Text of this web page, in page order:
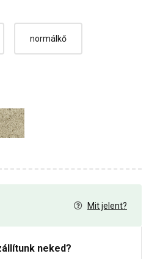
normálkő
Mit jelent?
neked?